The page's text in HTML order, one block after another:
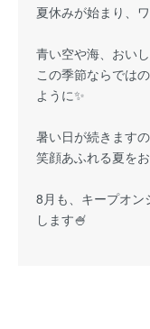
夏休みが始まり、
青い空や海、おいし
この季節ならでは
ように✨
暑い日が続きます
笑顔あふれる夏を
8月も、キープオン
します🍧